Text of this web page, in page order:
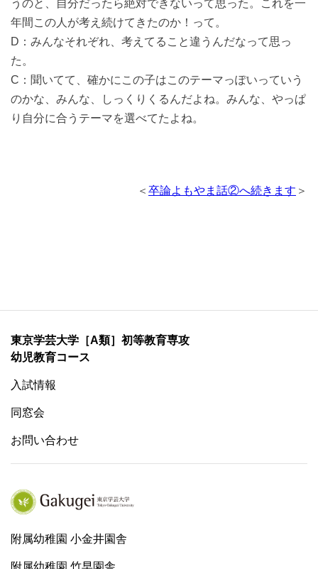
うのと、自分だったら絶対できないって思った。これを一
年間この人が考え続けてきたのか！って。
D：みんなそれぞれ、考えてること違うんだなって思っ
た。
C：聞いてて、確かにこの子はこのテーマっぽいっていう
のかな、みんな、しっくりくるんだよね。みんな、やっぱ
り自分に合うテーマを選べてたよね。
＜ 卒論よもやま話②へ続きます ＞
東京学芸大学［A類］初等教育専攻
幼児教育コース
入試情報
同窓会
お問い合わせ
附属幼稚園 小金井園舎
附属幼稚園 竹早園舎